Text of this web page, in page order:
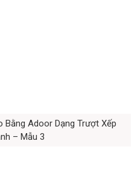
Adoor Dạng Trượt Xếp
– Mẫu 3